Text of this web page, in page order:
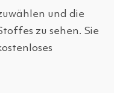
und die
zu sehen. Sie